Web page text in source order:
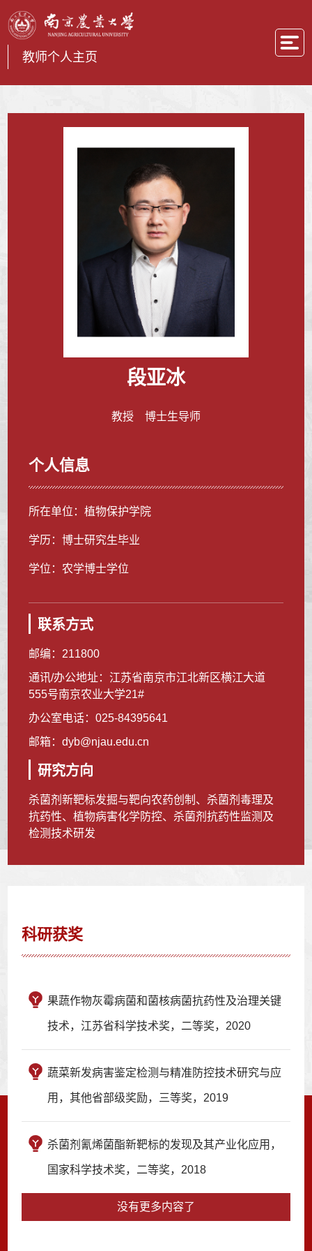
教师个人主页
段亚冰
教授 博士生导师
个人信息
所在单位：植物保护学院
学历：博士研究生毕业
学位：农学博士学位
联系方式
邮编： 211800
通讯/办公地址： 江苏省南京市江北新区横江大道
555号南京农业大学21#
办公室电话：025-84395641
邮箱：dyb@njau.edu.cn
研究方向
杀菌剂新靶标发掘与靶向农药创制、杀菌剂毒理及
抗药性、植物病害化学防控、杀菌剂抗药性监测及
检测技术研发
科研获奖
果蔬作物灰霉病菌和菌核病菌抗药性及治理关键
技术，江苏省科学技术奖，二等奖，2020
蔬菜新发病害鉴定检测与精准防控技术研究与应
用，其他省部级奖励，三等奖，2019
杀菌剂氰烯菌酯新靶标的发现及其产业化应用，
国家科学技术奖，二等奖，2018
没有更多内容了